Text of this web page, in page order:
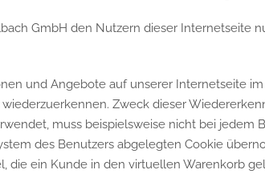
GmbH den Nutzern dieser
und Angebote auf unserer Internetseite
Zweck dieser
muss beispielsweise nicht bei
des Benutzers abgelegten Cookie
die ein Kunde in den virtuellen Warenkorb